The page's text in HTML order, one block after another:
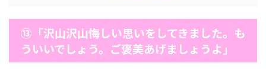
⑬「沢山沢山悔しい思いをしてきました。も
ういいでしょう。ご褒美あげましょうよ」